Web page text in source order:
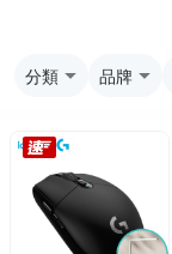
分類 品牌